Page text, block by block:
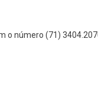
o número (71)